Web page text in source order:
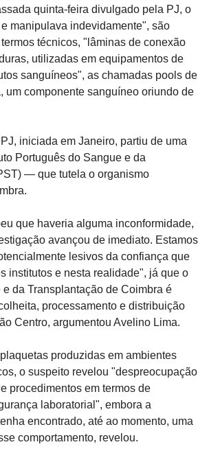
quinta-feira divulgado pela PJ, o
manipulava indevidamente", são
técnicos, "lâminas de conexão
utilizadas em equipamentos de
sanguíneos", as chamadas pools de
um componente sanguíneo oriundo de
iniciada em Janeiro, partiu de uma
Português do Sangue e da
— que tutela o organismo
que haveria alguma inconformidade,
avançou de imediato. Estamos
lesivos da confiança que
institutos e nesta realidade", já que o
da Transplantação de Coimbra é
processamento e distribuição
Centro, argumentou Avelino Lima.
produzidas em ambientes
o suspeito revelou "despreocupação
procedimentos em termos de
laboratorial", embora a
encontrado, até ao momento, uma
comportamento, revelou.